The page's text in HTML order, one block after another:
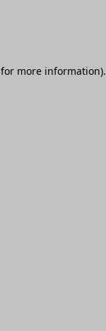
for more information).